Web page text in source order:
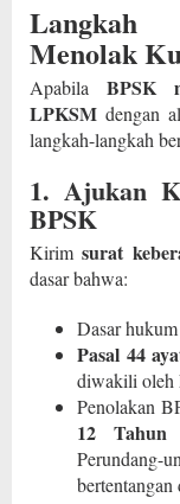
Langkah
Menolak
ApabilaBPSK
LPKSM dengan
langkah-langkah
1. Ajukan
BPSK
Kirimsurat
dasar bahwa:
Dasar
Pasal 44
diwakili
Penolakan
12 Tahun